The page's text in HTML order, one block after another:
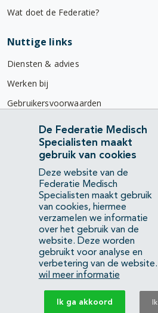
Wat doet de Federatie?
Nuttige links
Diensten & advies
Werken bij
Gebruikersvoorwaarden
Privacyverklaring
Contact
Mercatorlaan 1200
3528 BL Utrecht
(088) 505 34 34
info@richtlijnendatabase.nl
YouTubeLinkedIn
KvK Federatie Medisch
De Federatie Medisch
Specialisten maakt
gebruik van cookies
Deze website van de
Federatie Medisch
Specialisten maakt gebruik
van cookies, hiermee
verzamelen we informatie
over het gebruik van de
website. Deze worden
gebruikt voor analyse en
verbetering van de website.
wil meer informatie
Ik ga akkoord